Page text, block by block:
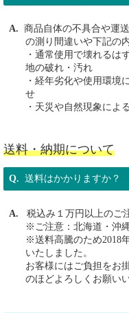
商品自体の不具合や運
の測り間違いや下記の
・通常使用で壊れる
地の破れ・汚れ
・経年劣化や使用環
せ
・天災や自然現象によ
送料・納期について
送料はかかりますか？
税込み１万円以上のご
※ご注意：北海道・沖
※送料高騰のため2018
いたしました。
お客様にはご負担をお
のほどよろしくお願い